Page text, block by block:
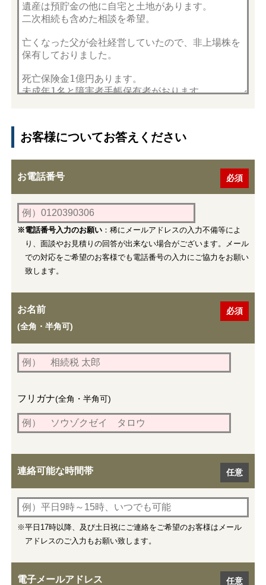
お客様についてお答えください
お電話番号
※電話番号入力のお願い：稀にメールアドレスの入力不備等によ
り、面談やお見積りの回答が出来ない場合がございます。メール
での対応をご希望のお客様でも電話番号の入力にご協力をお願い
致します。
お名前
(全角・半角可)
フリガナ(全角・半角可)
連絡可能な時間帯
※平日17時以降、及び土日祝にご連絡をご希望のお客様はメール
アドレスのご入力もお願い致します。
電子メールアドレス